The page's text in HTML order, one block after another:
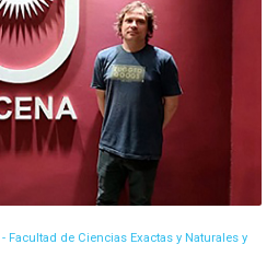
Facultad de Ciencias Exactas y Naturales y